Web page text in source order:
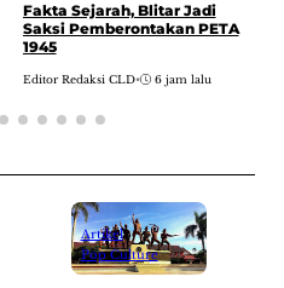
Fakta Sejarah, Blitar Jadi
Saksi Pemberontakan PETA
1945
Editor Redaksi CLD• 6 jam lalu
Artikel
Pop Culture